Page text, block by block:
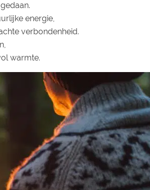
energie,
verbondenheid.
warmte.